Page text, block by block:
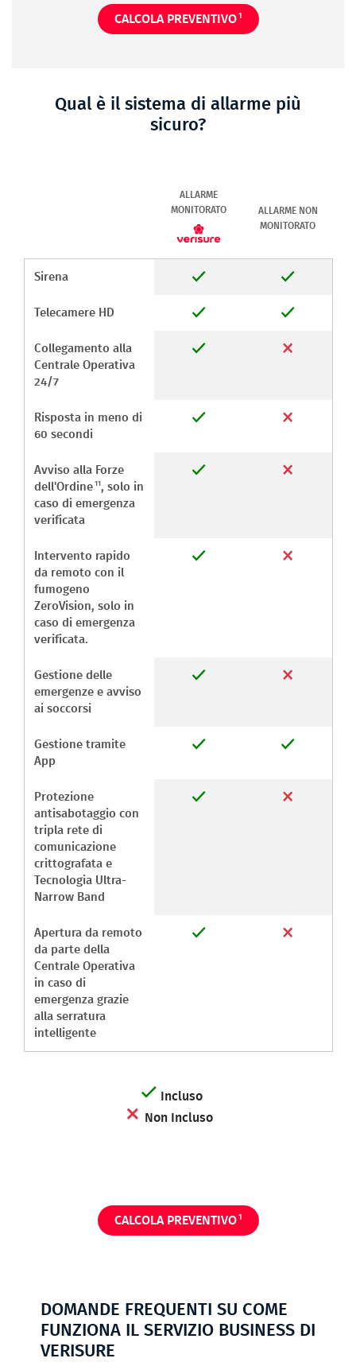
CALCOLA PREVENTIVO 1
Qual è il sistema di allarme più
sicuro?
ALLARME
MONITORATO
ALLARME NON
MONITORATO
Sirena
Telecamere HD
Collegamento alla
Centrale Operativa
24/7
Risposta in meno di
60 secondi
Avviso alla Forze
dell'Ordine 11 , solo in
caso di emergenza
verificata
Intervento rapido
da remoto con il
fumogeno
ZeroVision, solo in
caso di emergenza
verificata.
Gestione delle
emergenze e avviso
ai soccorsi
Gestione tramite
App
Protezione
antisabotaggio con
tripla rete di
comunicazione
crittografata e
Tecnologia Ultra-
Narrow Band
Apertura da remoto
da parte della
Centrale Operativa
in caso di
emergenza grazie
alla serratura
intelligente
Incluso
Non Incluso
CALCOLA PREVENTIVO 1
DOMANDE FREQUENTI SU COME
FUNZIONA IL SERVIZIO BUSINESS DI
VERISURE